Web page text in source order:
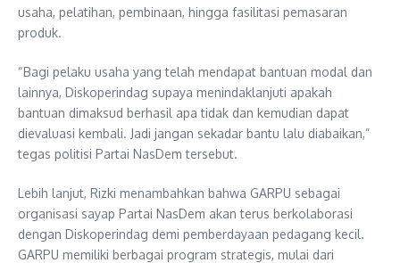
usaha, pelatihan, pembinaan, hingga fasilitasi pemasaran
produk.
“Bagi pelaku usaha yang telah mendapat bantuan modal dan
lainnya, Diskoperindag supaya menindaklanjuti apakah
bantuan dimaksud berhasil apa tidak dan kemudian dapat
dievaluasi kembali. Jadi jangan sekadar bantu lalu diabaikan,”
tegas politisi Partai NasDem tersebut.
Lebih lanjut, Rizki menambahkan bahwa GARPU sebagai
organisasi sayap Partai NasDem akan terus berkolaborasi
dengan Diskoperindag demi pemberdayaan pedagang kecil.
GARPU memiliki berbagai program strategis, mulai dari